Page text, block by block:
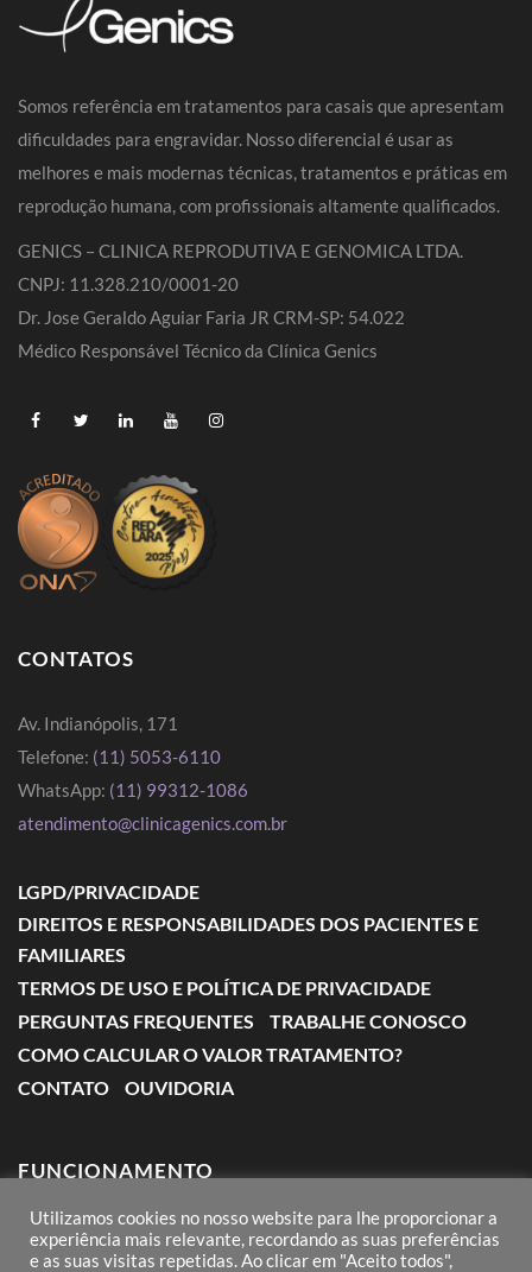
Somos referência em tratamentos para casais que apresentam
dificuldades para engravidar. Nosso diferencial é usar as
melhores e mais modernas técnicas, tratamentos e práticas em
reprodução humana, com profissionais altamente qualificados.
GENICS – CLINICA REPRODUTIVA E GENOMICA LTDA.
CNPJ: 11.328.210/0001-20
Dr. Jose Geraldo Aguiar Faria JR CRM-SP: 54.022
Médico Responsável Técnico da Clínica Genics
CONTATOS
Av. Indianópolis, 171
Telefone: (11) 5053-6110
WhatsApp: (11) 99312-1086
atendimento@clinicagenics.com.br
LGPD/PRIVACIDADE
DIREITOS E RESPONSABILIDADES DOS PACIENTES E
FAMILIARES
TERMOS DE USO E POLÍTICA DE PRIVACIDADE
PERGUNTAS FREQUENTES
TRABALHE CONOSCO
COMO CALCULAR O VALOR TRATAMENTO?
CONTATO
OUVIDORIA
FUNCIONAMENTO
Segunda a Sexta: das 7:00 às 18:00
Utilizamos cookies no nosso website para lhe proporcionar a
experiência mais relevante, recordando as suas preferências
e as suas visitas repetidas. Ao clicar em "Aceito todos",